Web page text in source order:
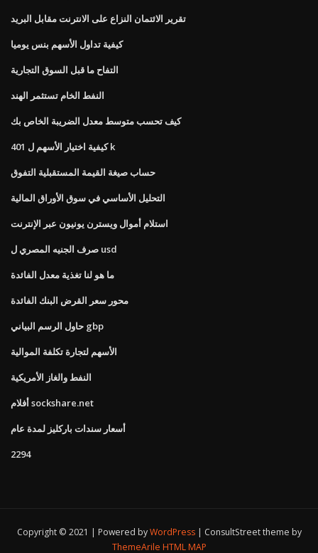
تقرير الائتمان النزاع على الانترنت مقابل البريد
كيفية تداول الأسهم بنس يوميا
التفاح ما قبل السوق التجارية
النفط الخام تستثمر الهند
كيف تحسب متوسط ​​معدل الضريبة الخاص بك
كيفية اختيار الأسهم ل 401 k
حساب صيغة القيمة المستقبلية التفوق
التحليل الأساسي في سوق الأوراق المالية
استلام أموال ويسترن يونيون عبر الإنترنت
صرف الجنيه المصري ل usd
ما هو لنا تغذية معدل الفائدة
محور سعر القرض البنك الفائدة
حاول الرسم البياني gbp
الأسهم لتجارة تكلفة الموالية
النفط والغاز الأمريكية
أفلام sockshare.net
أسعار سندات باركليز لمدة عام
2294
Copyright © 2021 | Powered byWordPress
ConsultStreet theme by
ThemeArile HTML MAP